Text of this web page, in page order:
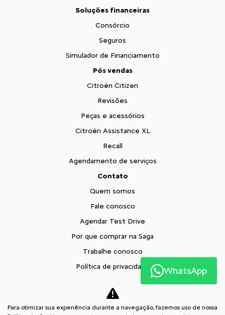
Soluções financeiras
Consórcio
Seguros
Simulador de Financiamento
Pós vendas
Citroën Citizen
Revisões
Peças e acessórios
Citroën Assistance XL
Recall
Agendamento de serviços
Contato
Quem somos
Fale conosco
Agendar Test Drive
Por que comprar na Saga
Trabalhe conosco
Política de privacidade
Blog
Comparativo
WhatsApp
Para otimizar sua experiência durante a navegação, fazemos uso de nossa